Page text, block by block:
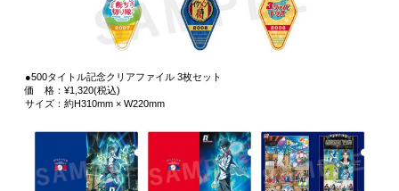
●500タイトル記念クリアファイル 3枚セット
価 格：¥1,320(税込)
サイズ：約H310mm × W220mm